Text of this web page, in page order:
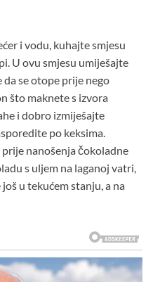
i vodu, kuhajte smjesu
U ovu smjesu umiješajte
se otope prije nego
što maknete s izvora
i dobro izmiješajte
po keksima.
nanošenja čokoladne
s uljem na laganoj vatri,
u tekućem stanju, a na